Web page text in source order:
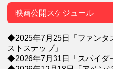
映画公開スケジュール
◆2025年7月25日「ファンタ
ストステップ」
◆2026年7月31日「スパイダ